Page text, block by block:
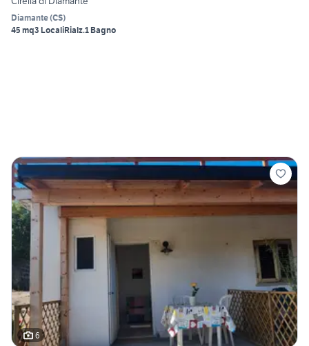
Diamante(CS)
45 mq3 LocaliRialz.1 Bagno
6